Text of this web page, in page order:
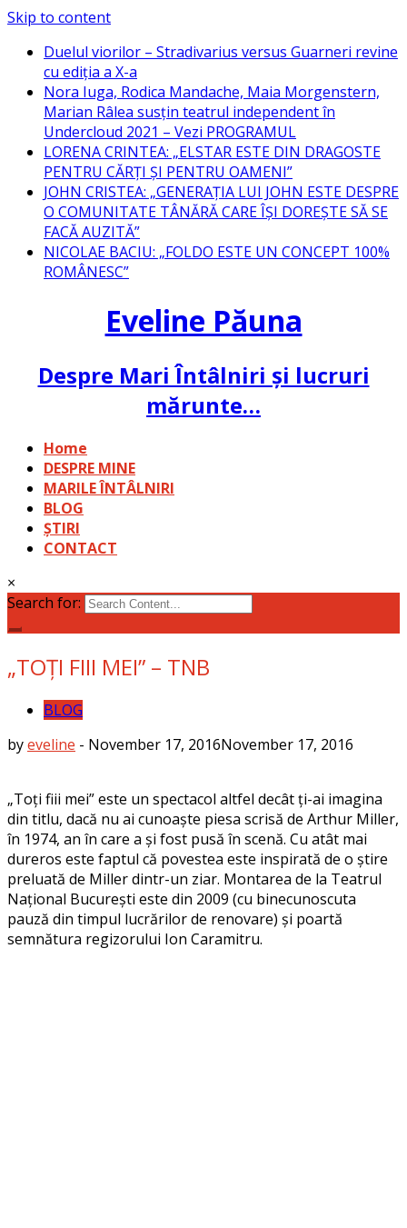
Skip to content
Duelul viorilor – Stradivarius versus Guarneri revine
cu ediția a X-a
Nora Iuga, Rodica Mandache, Maia Morgenstern,
Marian Râlea susțin teatrul independent în
Undercloud 2021 – Vezi PROGRAMUL
LORENA CRINTEA: „ELSTAR ESTE DIN DRAGOSTE
PENTRU CĂRȚI ȘI PENTRU OAMENI”
JOHN CRISTEA: „GENERAȚIA LUI JOHN ESTE DESPRE
O COMUNITATE TÂNĂRĂ CARE ÎȘI DOREȘTE SĂ SE
FACĂ AUZITĂ”
NICOLAE BACIU: „FOLDO ESTE UN CONCEPT 100%
ROMÂNESC”
Eveline Păuna
Despre Mari Întâlniri și lucruri
mărunte…
Home
DESPRE MINE
MARILE ÎNTÂLNIRI
BLOG
ȘTIRI
CONTACT
×
Search for:
„TOȚI FIII MEI” – TNB
BLOG
byeveline - November 17, 2016November 17, 2016
„Toți fiii mei” este un spectacol altfel decât ți-ai imagina
din titlu, dacă nu ai cunoaște piesa scrisă de Arthur Miller,
în 1974, an în care a și fost pusă în scenă. Cu atât mai
dureros este faptul că povestea este inspirată de o știre
preluată de Miller dintr-un ziar. Montarea de la Teatrul
Național București este din 2009 (cu binecunoscuta
pauză din timpul lucrărilor de renovare) și poartă
semnătura regizorului Ion Caramitru.